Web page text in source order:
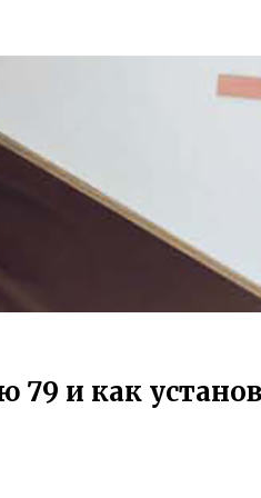
79 и как